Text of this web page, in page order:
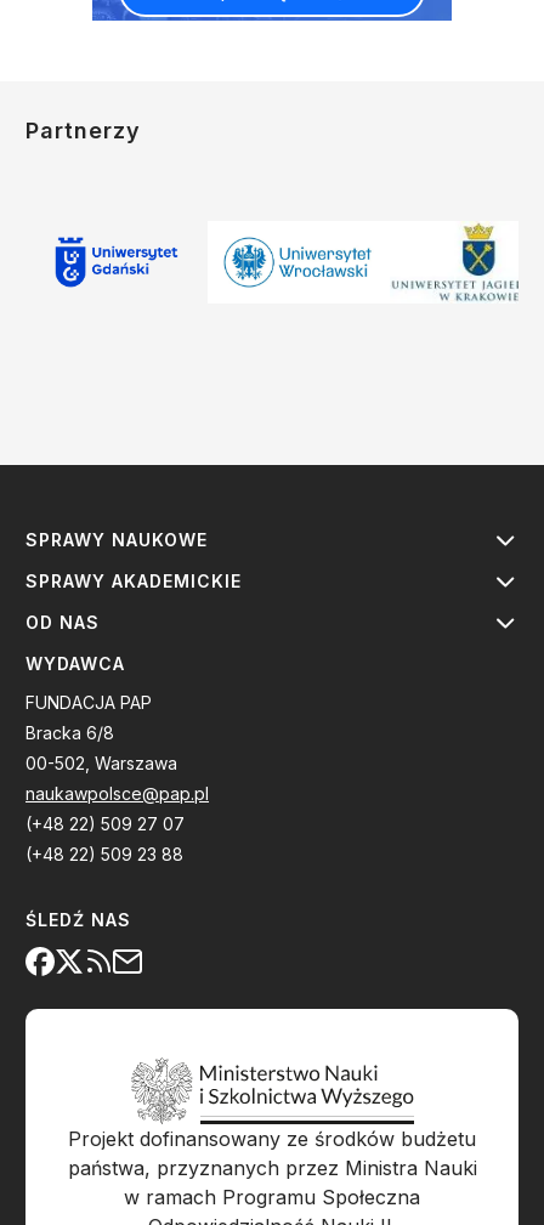
Partnerzy
SPRAWY NAUKOWE
SPRAWY AKADEMICKIE
OD NAS
WYDAWCA
FUNDACJA PAP
Bracka 6/8
00-502, Warszawa
naukawpolsce@pap.pl
(+48 22) 509 27 07
(+48 22) 509 23 88
ŚLEDŹ NAS
Projekt dofinansowany ze środków budżetu
państwa, przyznanych przez Ministra Nauki
w ramach Programu Społeczna